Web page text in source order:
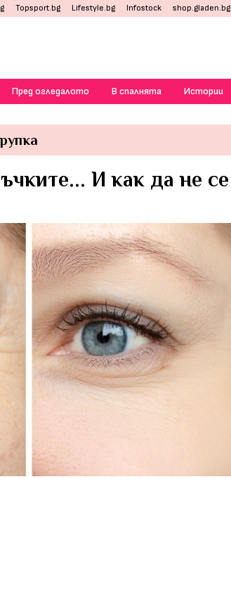
Topsport.bg Lifestyle.bg Infostock shop.gladen.bg
Пред огледалото В спалнята Истории
И как да не се